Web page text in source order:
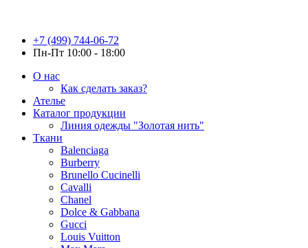
+7 (499) 744-06-72
Пн-Пт 10:00 - 18:00
О нас
Как сделать заказ?
Ателье
Каталог продукции
Линия одежды "Золотая нить"
Ткани
Balenciaga
Burberry
Brunello Cucinelli
Cavalli
Chanel
Dolce & Gabbana
Gucci
Louis Vuitton